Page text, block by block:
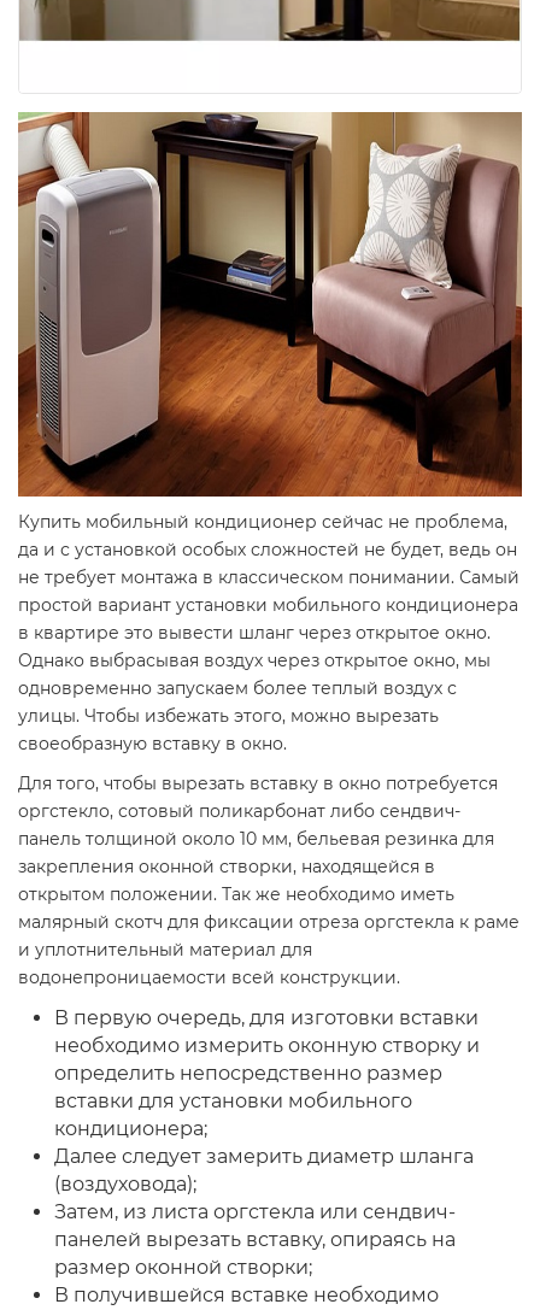
Купить мобильный кондиционер сейчас не проблема,
да и с установкой особых сложностей не будет, ведь он
не требует монтажа в классическом понимании. Самый
простой вариант установки мобильного кондиционера
в квартире это вывести шланг через открытое окно.
Однако выбрасывая воздух через открытое окно, мы
одновременно запускаем более теплый воздух с
улицы. Чтобы избежать этого, можно вырезать
своеобразную вставку в окно.
Для того, чтобы вырезать вставку в окно потребуется
оргстекло, сотовый поликарбонат либо сендвич-
панель толщиной около 10 мм, бельевая резинка для
закрепления оконной створки, находящейся в
открытом положении. Так же необходимо иметь
малярный скотч для фиксации отреза оргстекла к раме
и уплотнительный материал для
водонепроницаемости всей конструкции.
В первую очередь, для изготовки вставки
необходимо измерить оконную створку и
определить непосредственно размер
вставки для установки мобильного
кондиционера;
Далее следует замерить диаметр шланга
(воздуховода);
Затем, из листа оргстекла или сендвич-
панелей вырезать вставку, опираясь на
размер оконной створки;
В получившейся вставке необходимо